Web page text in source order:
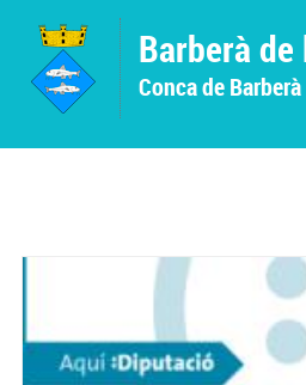
Barberà de
Conca de Barberà